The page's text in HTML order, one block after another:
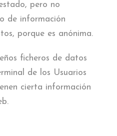
pero no
de información
porque es anónima.
ficheros de datos
de los Usuarios
cierta información